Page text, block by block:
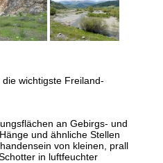
wichtigste Freiland-
an Gebirgs- und
und ähnliche Stellen
von kleinen, prall
in luftfeuchter